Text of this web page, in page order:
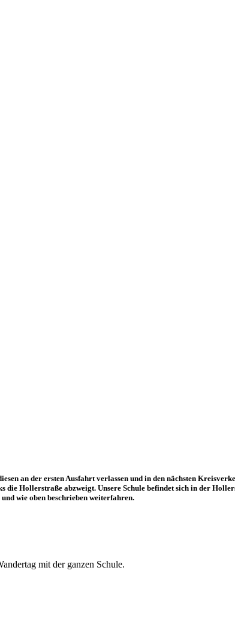
an der ersten Ausfahrt verlassen und in den nächsten
die Hollerstraße abzweigt. Unsere Schule befindet sich in der
wie oben beschrieben weiterfahren.
mit der ganzen Schule.